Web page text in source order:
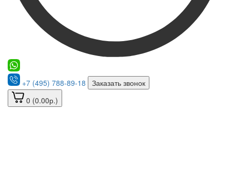
+7 (495) 788-89-18
Заказать звонок
0 (0.00р.)